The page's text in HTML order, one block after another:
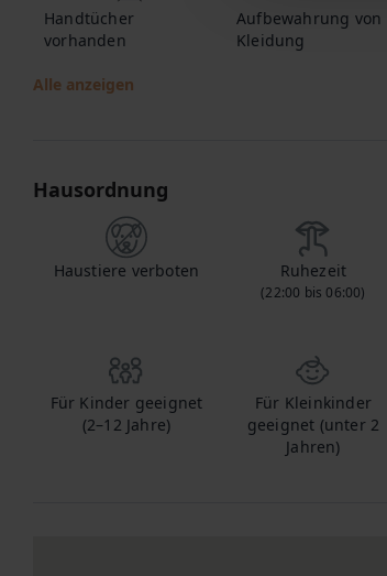
Handtücher
vorhanden
Aufbewahrung von
Kleidung
Alle anzeigen
Hausordnung
Haustiere verboten Ruhezeit
(22:00 bis 06:00)
Für Kinder geeignet
(2–12 Jahre)
Für Kleinkinder
geeignet (unter 2
Jahren)